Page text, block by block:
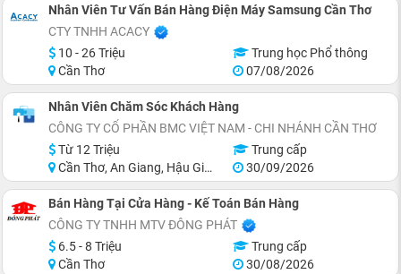
Nhân Viên Tư Vấn Bán Hàng Điện Máy Samsung Cần Thơ
CTY TNHH ACACY
10 - 26 Triệu
Trung học Phổ thông
Cần Thơ
07/08/2026
Nhân Viên Chăm Sóc Khách Hàng
CÔNG TY CỔ PHẦN BMC VIỆT NAM - CHI NHÁNH CẦN THƠ
Từ 12 Triệu
Trung cấp
Cần Thơ, An Giang, Hậu Giang, Sóc Trăng
30/09/2026
Bán Hàng Tại Cửa Hàng - Kế Toán Bán Hàng
CÔNG TY TNHH MTV ĐÔNG PHÁT
6.5 - 8 Triệu
Trung cấp
Cần Thơ
30/08/2026